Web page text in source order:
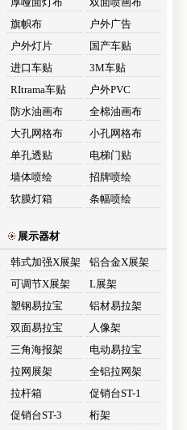
旗帜布
户外广告
户外灯片
国产车贴
进口车贴
3M车贴
RItrama车贴
户外PVC
防水油画布
全棉油画布
大孔网格布
小孔网格布
单孔透贴
电梯门贴
墙体喷绘
招牌喷绘
软膜灯箱
条幅喷绘
展示器材
韩式加强X展架
铝合金X展架
可调节X展架
L展架
塑钢易拉宝
铝材易拉架
双面易拉宝
人像架
三角海报架
电动易拉宝
拉网展架
全铝拉网架
拉杆箱
促销台ST-1
促销台ST-3
桁架